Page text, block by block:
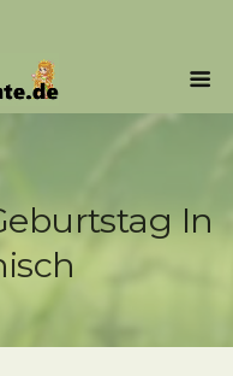
In